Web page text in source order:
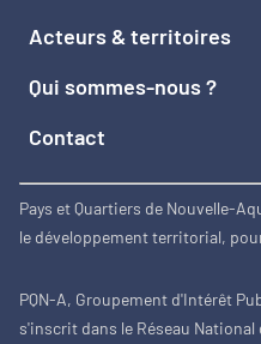
Acteurs & territoires
Qui sommes-nous ?
Contact
Pays et Quartiers de Nouvelle-
le développement territorial,
PQN-A, Groupement d'Intérêt
s'inscrit dans le Réseau